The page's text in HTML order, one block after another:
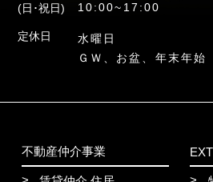
(日･祝日)
10:00~17:00
定休日
水曜日
ＧＷ、お盆、年末年始
不動産仲介事業